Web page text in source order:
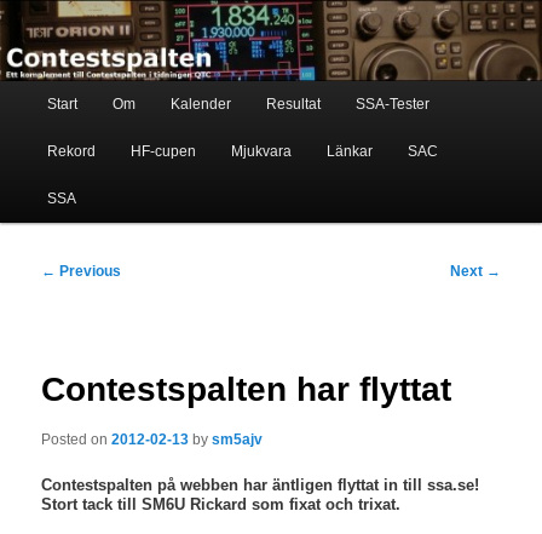
Skip
primary
content
Contestspalten
Ett komplement till contestspalten i tidningen QTC
Start Om Kalender Resultat SSA-Tester
Rekord HF-cupen Mjukvara Länkar SAC
SSA
Post
← Previous Next →
Contestspalten har flyttat
Posted on2012-02-13 bysm5ajv
Contestspalten på webben har äntligen flyttat in till ssa.se!
Stort tack till SM6U Rickard som fixat och trixat.